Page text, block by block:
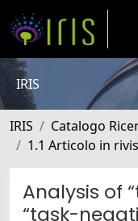
IRIS
IRIS Catalogo
1.1 Articolo in
Analysis of
“task-